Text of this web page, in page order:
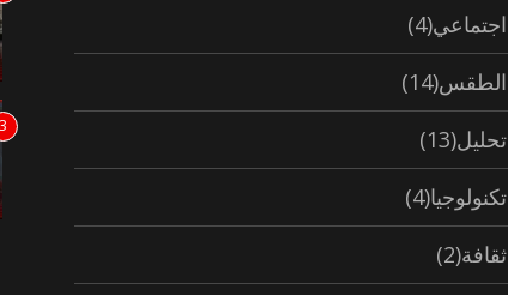
اجتماعي(4)
الطقس(14)
تحليل(13)
تكنولوجيا(4)
ثقافة(2)
3